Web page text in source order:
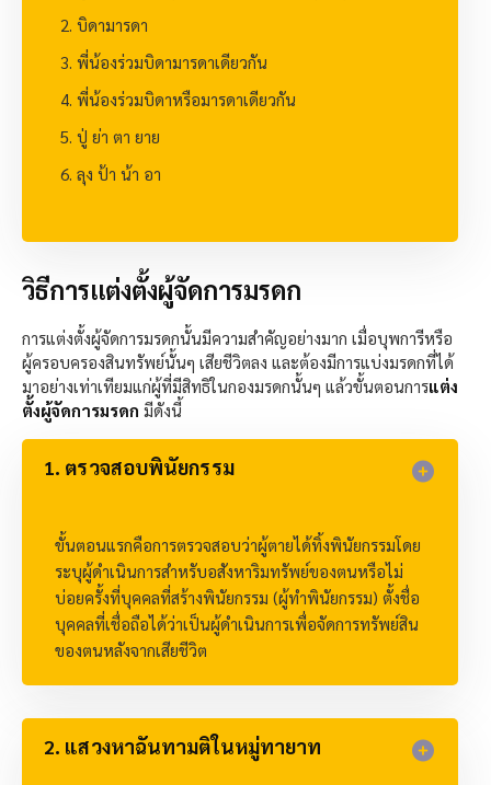
บิดามารดา
พี่น้องร่วมบิดามารดาเดียวกัน
พี่น้องร่วมบิดาหรือมารดาเดียวกัน
ปู่ ย่า ตา ยาย
ลุง ป้า น้า อา
วิธีการแต่งตั้งผู้จัดการมรดก
การแต่งตั้งผู้จัดการมรดกนั้นมีความสำคัญอย่างมาก เมื่อบุพการีหรือ
ผู้ครอบครองสินทรัพย์นั้นๆ เสียชีวิตลง และต้องมีการแบ่งมรดกที่ได้
มาอย่างเท่าเทียมแก่ผู้ที่มีสิทธิในกองมรดกนั้นๆ แล้วขั้นตอนการแต่ง
ตั้งผู้จัดการมรดก มีดังนี้
1. ตรวจสอบพินัยกรรม
ขั้นตอนแรกคือการตรวจสอบว่าผู้ตายได้ทิ้งพินัยกรรมโดย
ระบุผู้ดำเนินการสำหรับอสังหาริมทรัพย์ของตนหรือไม่
บ่อยครั้งที่บุคคลที่สร้างพินัยกรรม (ผู้ทำพินัยกรรม) ตั้งชื่อ
บุคคลที่เชื่อถือได้ว่าเป็นผู้ดำเนินการเพื่อจัดการทรัพย์สิน
ของตนหลังจากเสียชีวิต
2. แสวงหาฉันทามติในหมู่ทายาท